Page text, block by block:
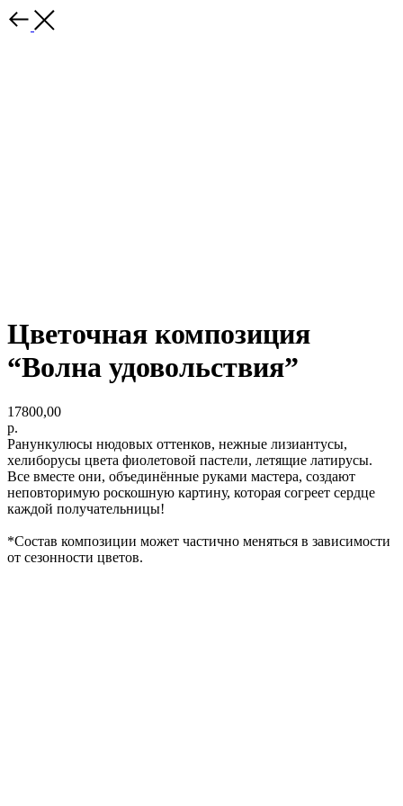
Цветочная композиция
“Волна удовольствия”
17800,00
р.
Ранункулюсы нюдовых оттенков, нежные лизиантусы,
хелиборусы цвета фиолетовой пастели, летящие латирусы.
Все вместе они, объединённые руками мастера, создают
неповторимую роскошную картину, которая согреет сердце
каждой получательницы!
*Cостав композиции может частично меняться в зависимости
от сезонности цветов.